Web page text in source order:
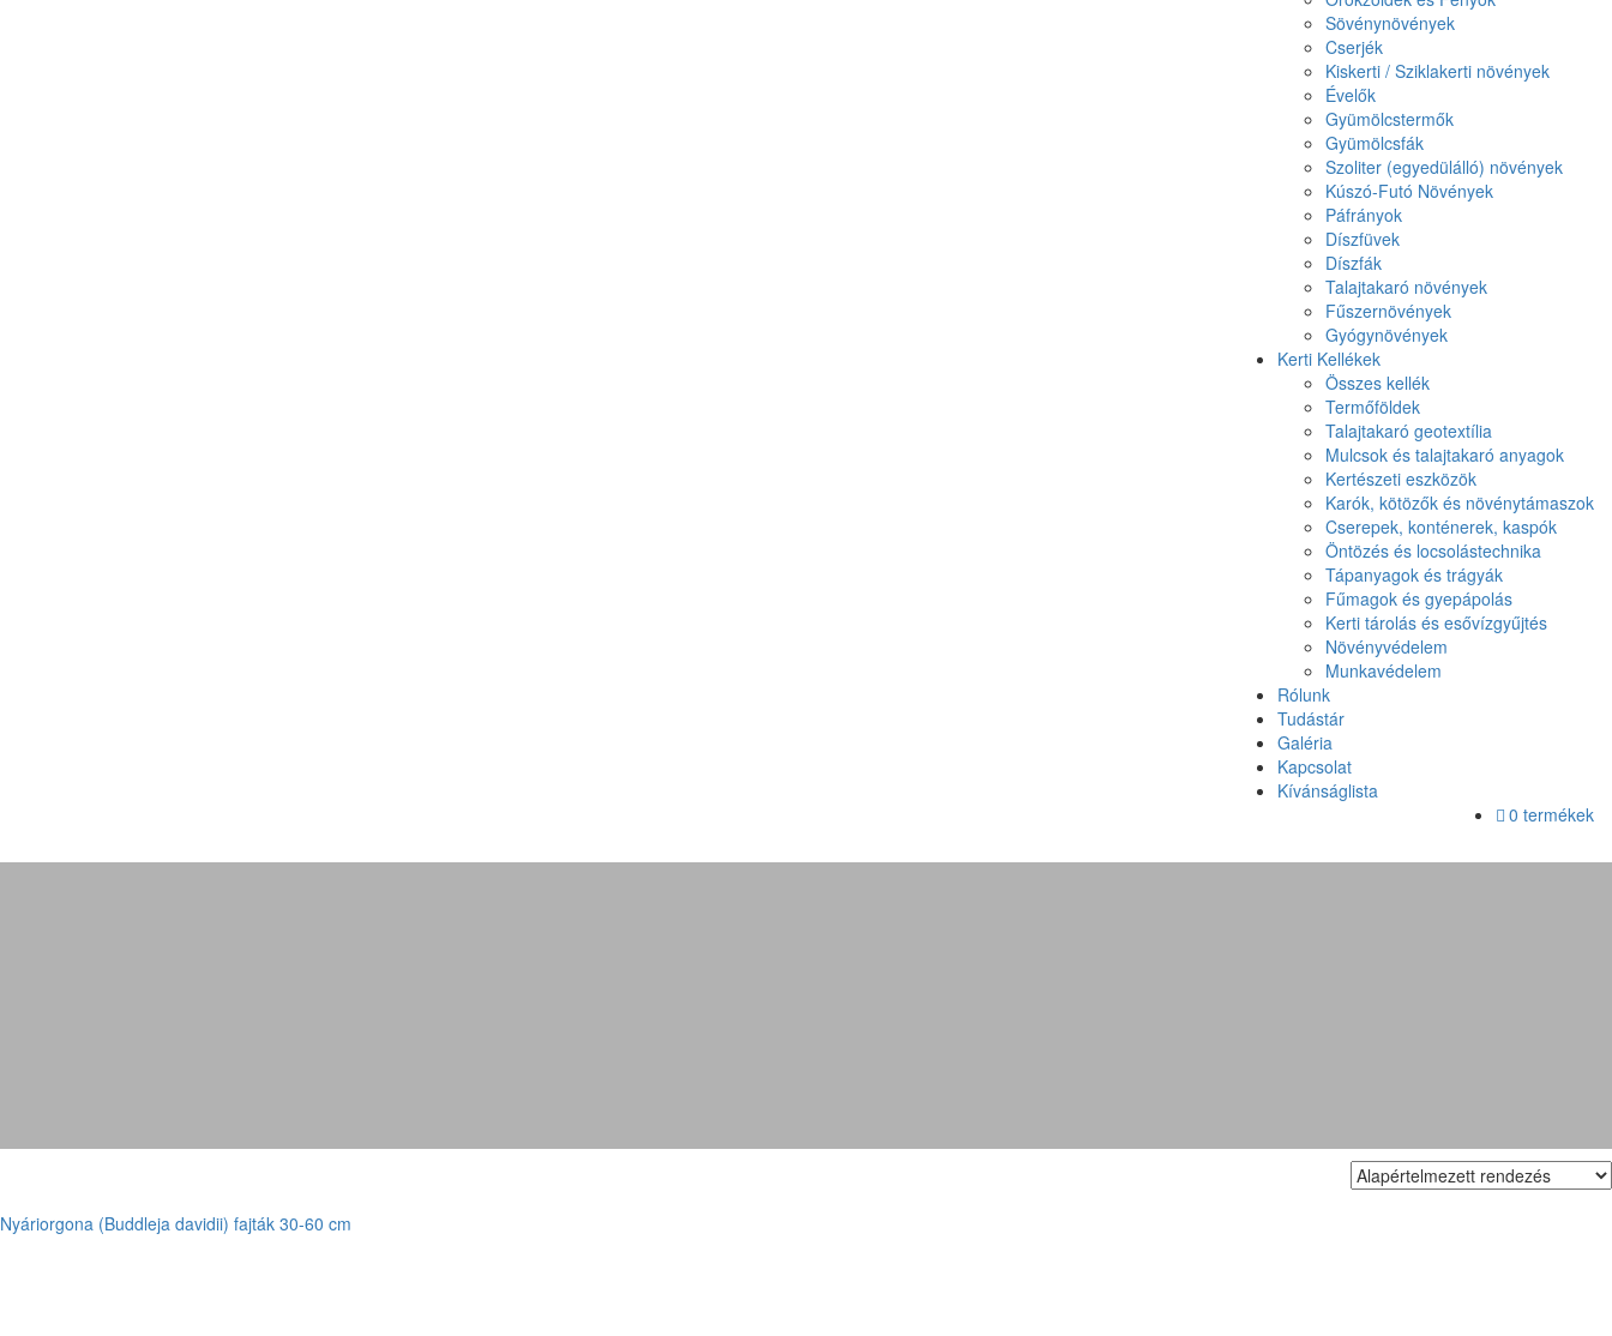
Sövénynövények
Cserjék
Kiskerti / Sziklakerti növények
Évelők
Gyümölcstermők
Gyümölcsfák
Szoliter (egyedülálló) növények
Kúszó-Futó Növények
Páfrányok
Díszfüvek
Díszfák
Talajtakaró növények
Fűszernövények
Gyógynövények
Kerti Kellékek
Összes kellék
Termőföldek
Talajtakaró geotextília
Mulcsok és talajtakaró anyagok
Kertészeti eszközök
Karók, kötözők és növénytámaszok
Cserepek, konténerek, kaspók
Öntözés és locsolástechnika
Tápanyagok és trágyák
Fűmagok és gyepápolás
Kerti tárolás és esővízgyűjtés
Növényvédelem
Munkavédelem
Rólunk
Tudástár
Galéria
Kapcsolat
Kívánságlista
0 termékek
Nyáriorgona (Buddleja davidii) fajták 30-60 cm